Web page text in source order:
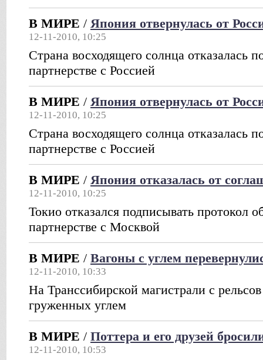
В МИРЕ / Япония отвернулась от
12-11-2010, 10:25
Страна восходящего солнца отказалась
партнерстве с Россией
В МИРЕ / Япония отвернулась от
12-11-2010, 10:25
Страна восходящего солнца отказалась
партнерстве с Россией
В МИРЕ / Япония отказалась от
12-11-2010, 10:25
Токио отказался подписывать протокол
партнерстве с Москвой
В МИРЕ / Вагоны с углем
12-11-2010, 10:33
На Транссибирской магистрали с
груженных углем
В МИРЕ / Поттера и его друзей
12-11-2010, 10:53